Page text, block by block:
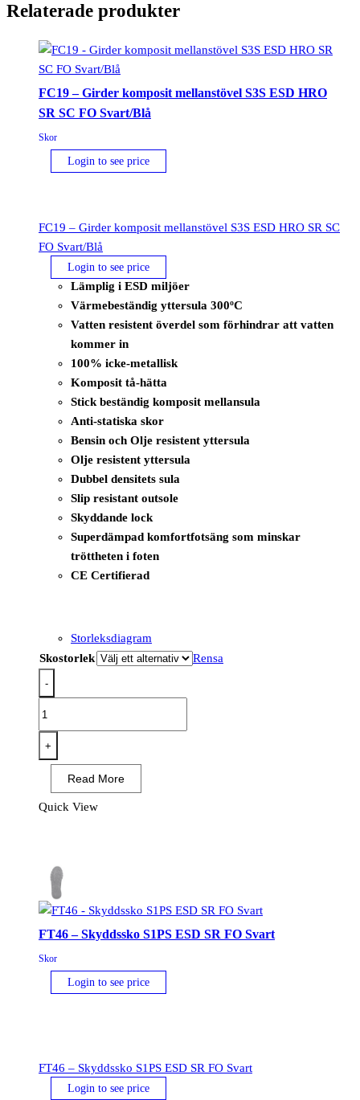
Relaterade produkter
FC19 – Girder komposit mellanstövel S3S ESD HRO
SR SC FO Svart/Blå
Skor
Login to see price
FC19 – Girder komposit mellanstövel S3S ESD HRO SR SC
FO Svart/Blå
Login to see price
Lämplig i ESD miljöer
Värmebeständig yttersula 300ºC
Vatten resistent överdel som förhindrar att vatten
kommer in
100% icke-metallisk
Komposit tå-hätta
Stick beständig komposit mellansula
Anti-statiska skor
Bensin och Olje resistent yttersula
Olje resistent yttersula
Dubbel densitets sula
Slip resistant outsole
Skyddande lock
Superdämpad komfortfotsäng som minskar
tröttheten i foten
CE Certifierad
Storleksdiagram
Skostorlek
Rensa
-
Girder
komposit
mellanstövel
S3S
SC
FO
Svart/Blå
mängd
+
Read More
Quick View
FT46 – Skyddssko S1PS ESD SR FO Svart
Skor
Login to see price
FT46 – Skyddssko S1PS ESD SR FO Svart
Login to see price